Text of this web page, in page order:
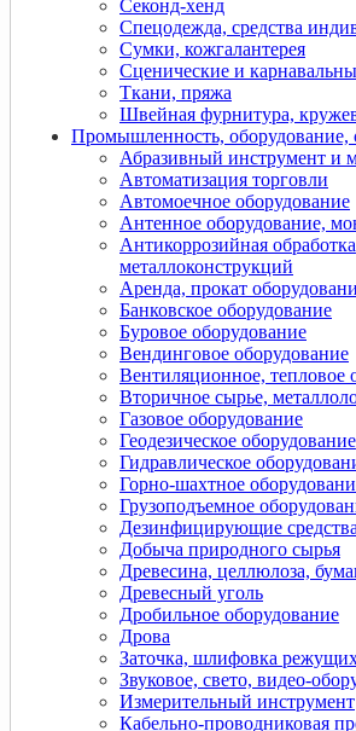
Секонд-хенд
Спецодежда, средства
Сумки, кожгалантерея
Сценические и
Ткани, пряжа
Швейная фурнитура,
Промышленность, оборудование,
Абразивный инструмент и
Автоматизация торговли
Автомоечное оборудование
Антенное оборудование,
Антикоррозийная обработка
металлоконструкций
Аренда, прокат
Банковское оборудование
Буровое оборудование
Вендинговое оборудование
Вентиляционное, тепловое
Вторичное сырье,
Газовое оборудование
Геодезическое оборудование
Гидравлическое
Горно-шахтное
Грузоподъемное
Дезинфицирующие средства
Добыча природного сырья
Древесина, целлюлоза,
Древесный уголь
Дробильное оборудование
Дрова
Заточка, шлифовка
Звуковое, свето, видео-
Измерительный инструмент
Кабельно-проводниковая